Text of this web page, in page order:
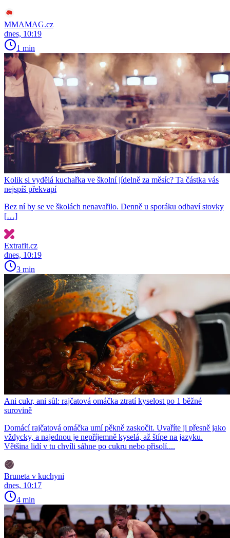
MMAMAG.cz
dnes, 10:19
1 min
Kolik si vydělá kuchařka ve školní jídelně za měsíc? Ta částka vás
nejspíš překvapí
Bez ní by se ve školách nenavařilo. Denně u sporáku odbaví stovky
[…]
Extrafit.cz
dnes, 10:19
3 min
Ani cukr, ani sůl: rajčatová omáčka ztratí kyselost po 1 běžné
surovině
Domácí rajčatová omáčka umí pěkně zaskočit. Uvaříte ji přesně jako
vždycky, a najednou je nepříjemně kyselá, až štípe na jazyku.
Většina lidí v tu chvíli sáhne po cukru nebo přisolí....
Bruneta v kuchyni
dnes, 10:17
4 min